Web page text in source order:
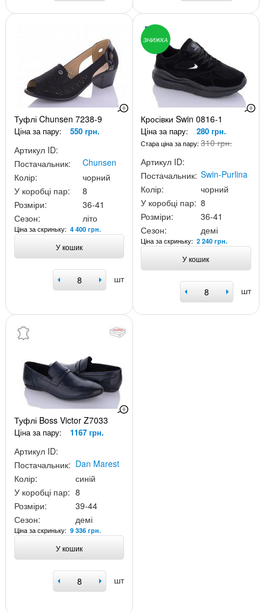
Туфлі Chunsen 7238-9
Ціна за пару: 550 грн.
Артикул ID:
Постачальник:
Chunsen
Колір:
чорний
У коробці пар:
8
Розміри:
36-41
Сезон:
літо
Ціна за скриньку: 4 400 грн.
У кошик
шт
ЗНИЖКА
Кросівки Swin 0816-1
Ціна за пару: 280 грн.
Стара ціна за пару:310 грн.
Артикул ID:
Постачальник: Swin-Purlina
Колір:
чорний
У коробці пар: 8
Розміри:
36-41
Сезон:
демі
Ціна за скриньку:2 240 грн.
У кошик
шт
Туфлі Boss Victor Z7033
Ціна за пару: 1167 грн.
Артикул ID:
Постачальник: Dan Marest
Колір:
синій
У коробці пар: 8
Розміри:
39-44
Сезон:
демі
Ціна за скриньку: 9 336 грн.
У кошик
шт